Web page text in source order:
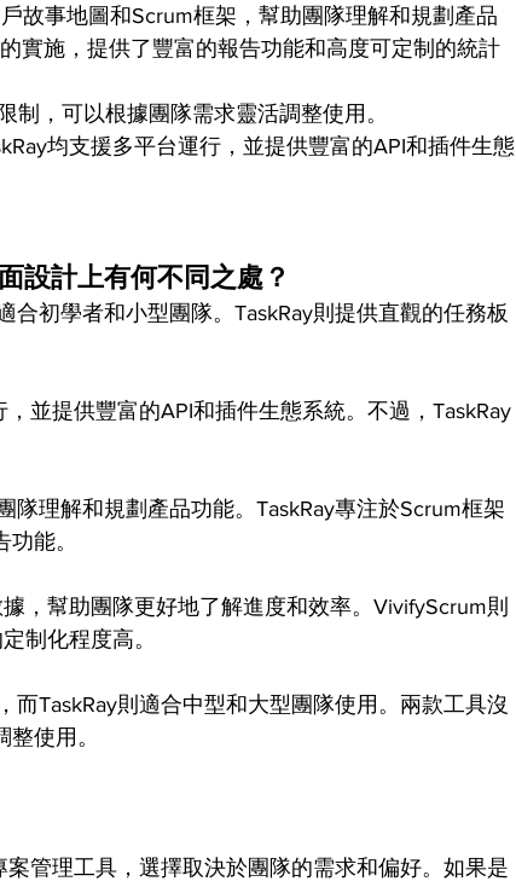
故事地圖和Scrum框架，幫助團隊理解和規劃產品
實施，提供了豐富的報告功能和高度可定制的統計
制，可以根據團隊需求靈活調整使用。
均支援多平台運行，並提供豐富的API和插件生態
計上有何不同之處？
初學者和小型團隊。TaskRay則提供直觀的任務板
並提供豐富的API和插件生態系統。不過，TaskRay
理解和規劃產品功能。TaskRay專注於Scrum框架
能。
，幫助團隊更好地了解進度和效率。VivifyScrum則
制化程度高。
TaskRay則適合中型和大型團隊使用。兩款工具沒
使用。
管理工具，選擇取決於團隊的需求和偏好。如果是